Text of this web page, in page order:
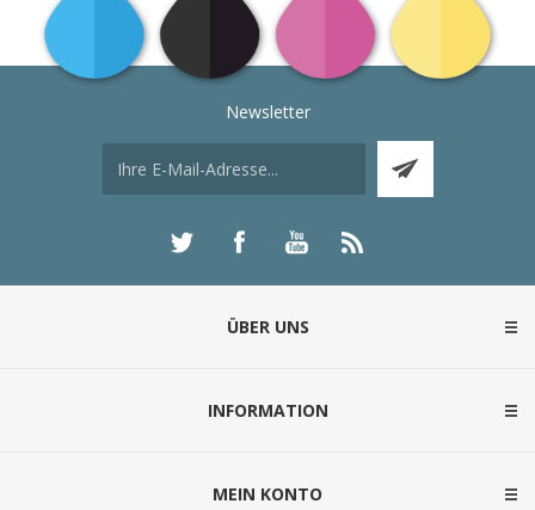
Newsletter
ÜBER UNS
INFORMATION
MEIN KONTO